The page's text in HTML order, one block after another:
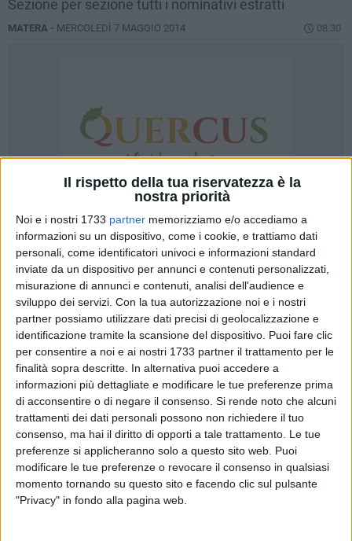
Il rispetto della tua riservatezza è la
nostra priorità
Noi e i nostri 1733 partner memorizziamo e/o accediamo a
informazioni su un dispositivo, come i cookie, e trattiamo dati
personali, come identificatori univoci e informazioni standard
inviate da un dispositivo per annunci e contenuti personalizzati,
misurazione di annunci e contenuti, analisi dell'audience e
sviluppo dei servizi. Con la tua autorizzazione noi e i nostri
partner possiamo utilizzare dati precisi di geolocalizzazione e
identificazione tramite la scansione del dispositivo. Puoi fare clic
per consentire a noi e ai nostri 1733 partner il trattamento per le
finalità sopra descritte. In alternativa puoi accedere a
informazioni più dettagliate e modificare le tue preferenze prima
di acconsentire o di negare il consenso. Si rende noto che alcuni
trattamenti dei dati personali possono non richiedere il tuo
consenso, ma hai il diritto di opporti a tale trattamento. Le tue
preferenze si applicheranno solo a questo sito web. Puoi
modificare le tue preferenze o revocare il consenso in qualsiasi
momento tornando su questo sito e facendo clic sul pulsante
"Privacy" in fondo alla pagina web.
Sezione per sezione tutti i nominativi estratti
MATERA - MERCOLEDÌ 7 MAGGIO 2014 08.30
A cura di
VITTORIA SCASCIAMACCHIA
Pubblicato l'elenco degli scrutatori nominati per le elezioni
europee del prossimo 25 Maggio, a seguito del sorteggio
effettuato lo scorso 3 Maggio.
In allegato tutti i nomi dei sorteggiati effettivi suddivisi per
sezione.
248 scrutatori effettivi e 248 scrutatori supplenti che
andranno a lavorare nelle 62 sezioni elettorali della città.
Gli uffici comunali provvederanno a notificare agli interessati
l'avvenuto sorteggio.